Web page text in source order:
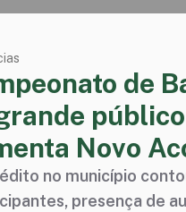
de
Novo
no município
presença de